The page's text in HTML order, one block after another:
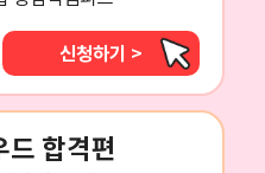
신청하기 >
드 합격편